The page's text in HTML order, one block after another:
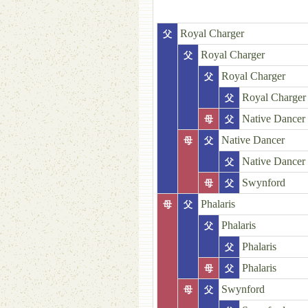
父 Royal Charger
父 Royal Charger
父 Royal Charger
父 Royal Charger
母 父 Native Dancer
母 父 Native Dancer
父 Native Dancer
母 父 Swynford
母 父 Phalaris
父 Phalaris
父 Phalaris
母 父 Phalaris
母 父 Swynford